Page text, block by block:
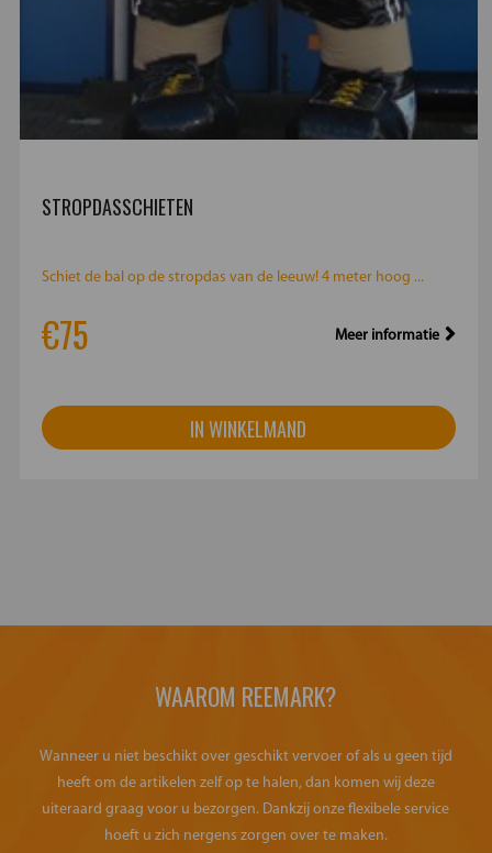
STROPDASSCHIETEN
Schiet de bal op de stropdas van de leeuw! 4 meter hoog ...
€75 Meer informatie
IN WINKELMAND
WAAROM REEMARK?
Wanneer u niet beschikt over geschikt vervoer of als u geen tijd
heeft om de artikelen zelf op te halen, dan komen wij deze
uiteraard graag voor u bezorgen. Dankzij onze flexibele service
hoeft u zich nergens zorgen over te maken.